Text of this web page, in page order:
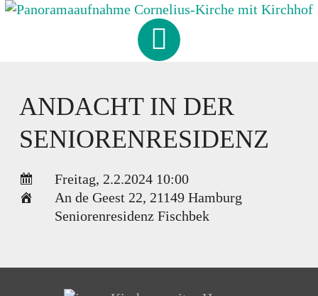
Skip
CORNELIUS
HAMBURG-FISCHBEK
ANDACHT IN DER
SENIORENRESIDENZ
Freitag, 2.2.2024 10:00
An de Geest 22, 21149 Hamburg
Seniorenresidenz Fischbek